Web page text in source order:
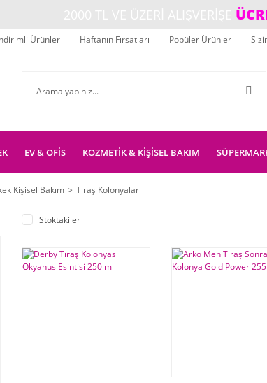
Ürünler Haftanın Fırsatları Popüler Ürünler
EV & OFİS KOZMETİK & KİŞİSEL BAKIM
Kişisel Bakım Tıraş Kolonyaları
Stoktakiler